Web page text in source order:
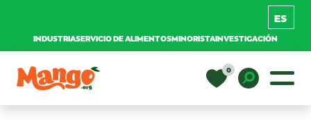
INDUSTRIASERVICIO DE ALIMENTOSMINORISTAINVESTIGACIÓN
Navegación principal
0